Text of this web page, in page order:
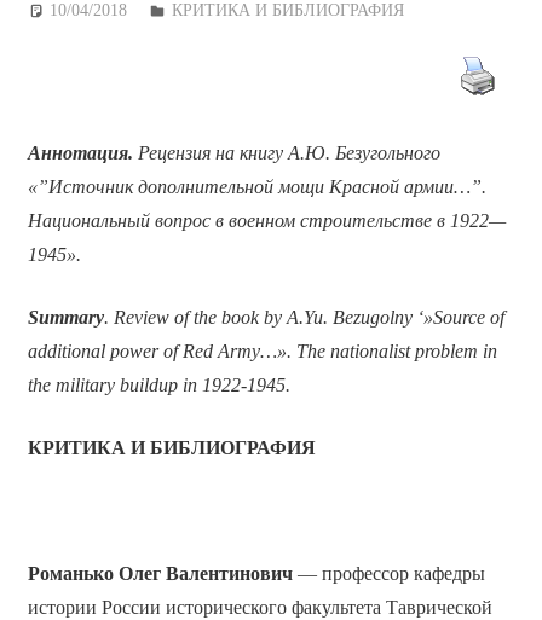
10/04/2018 Дежурный по Редакции
КРИТИКА И БИБЛИОГРАФИЯ
Аннотация. Рецензия на книгу А.Ю. Безугольного
«”Источник дополнительной мощи Красной армии…”.
Национальный вопрос в военном строительстве в 1922—
1945».
Summary. Review of the book by A.Yu. Bezugolny ‘»Source of
additional power of Red Army…». The nationalist problem in
the military buildup in 1922-1945.
КРИТИКА И БИБЛИОГРАФИЯ
Романько Олег Валентинович— профессор кафедры
истории России исторического факультета Таврической